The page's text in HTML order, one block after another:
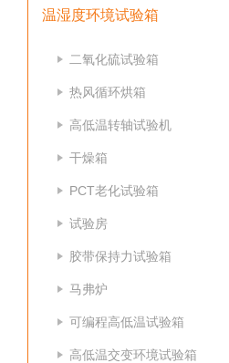
温湿度环境试验箱
二氧化硫试验箱
热风循环烘箱
高低温转轴试验机
干燥箱
PCT老化试验箱
试验房
胶带保持力试验箱
马弗炉
可编程高低温试验箱
高低温交变环境试验箱